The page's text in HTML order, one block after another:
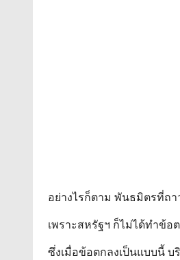
อย่างไรก็ตาม พันธมิตรที่ถ
เพราะสหรัฐฯ ก็ไม่ได้ทำข้อ
ซึ่งเมื่อข้อตกลงเป็นแบบนี้